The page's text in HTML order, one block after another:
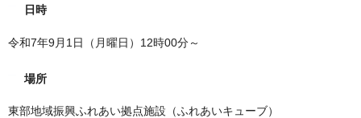
日時
令和7年9月1日（月曜日）12時00分～
場所
東部地域振興ふれあい拠点施設（ふれあいキューブ）